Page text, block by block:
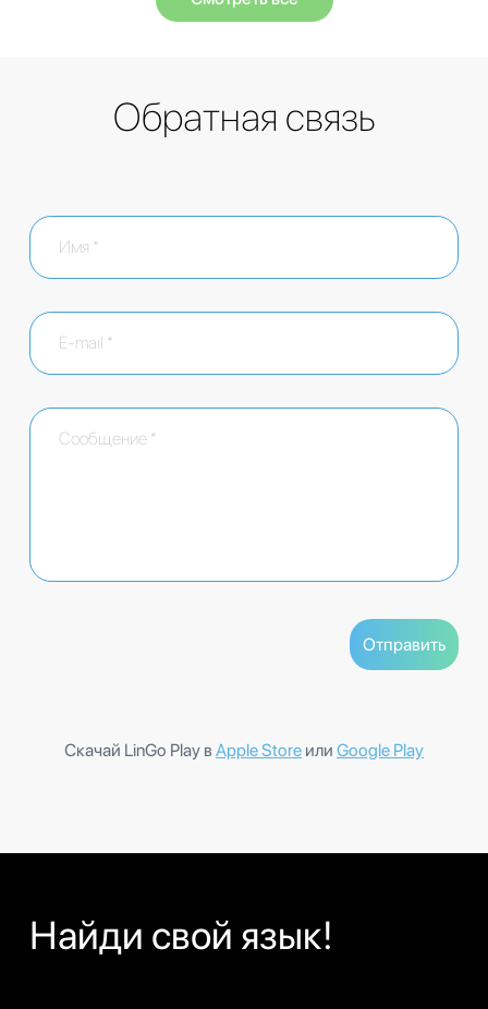
Обратная связь
Скачай LinGo Play в Apple Store или Google Play
Найди свой язык!